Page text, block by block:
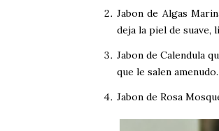
Jabon de Algas
deja la piel de suave,
Jabon de Calendula
que le salen
Jabon de Rosa